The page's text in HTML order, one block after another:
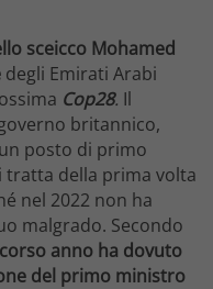
sceicco Mohamed
degli Emirati Arabi
Cop28. Il
britannico,
posto di primo
tratta della prima volta
nel 2022 non ha
malgrado. Secondo
anno ha dovuto
del primo ministro